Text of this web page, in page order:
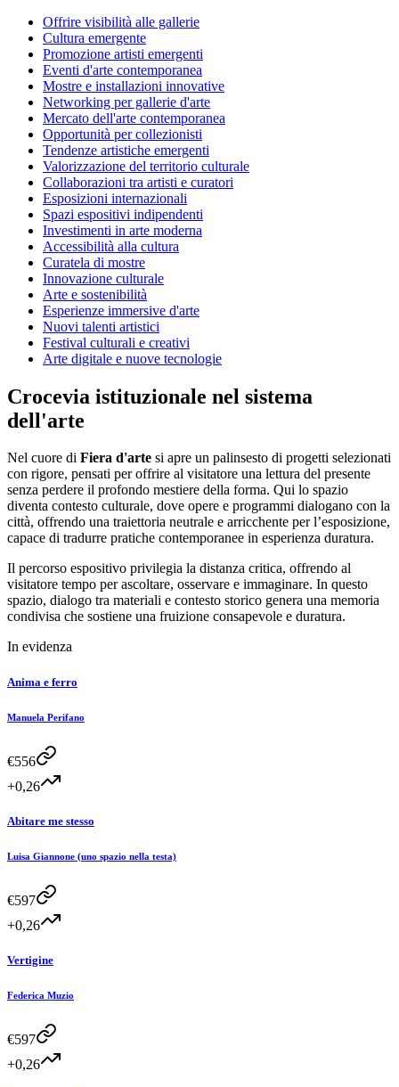
Offrire visibilità alle gallerie
Cultura emergente
Promozione artisti emergenti
Eventi d'arte contemporanea
Mostre e installazioni innovative
Networking per gallerie d'arte
Mercato dell'arte contemporanea
Opportunità per collezionisti
Tendenze artistiche emergenti
Valorizzazione del territorio culturale
Collaborazioni tra artisti e curatori
Esposizioni internazionali
Spazi espositivi indipendenti
Investimenti in arte moderna
Accessibilità alla cultura
Curatela di mostre
Innovazione culturale
Arte e sostenibilità
Esperienze immersive d'arte
Nuovi talenti artistici
Festival culturali e creativi
Arte digitale e nuove tecnologie
Crocevia istituzionale nel sistema
dell'arte
Nel cuore di Fiera d'arte si apre un palinsesto di progetti selezionati
con rigore, pensati per offrire al visitatore una lettura del presente
senza perdere il profondo mestiere della forma. Qui lo spazio
diventa contesto culturale, dove opere e programmi dialogano con la
città, offrendo una traiettoria neutrale e arricchente per l’esposizione,
capace di tradurre pratiche contemporanee in esperienza duratura.
Il percorso espositivo privilegia la distanza critica, offrendo al
visitatore tempo per ascoltare, osservare e immaginare. In questo
spazio, dialogo tra materiali e contesto storico genera una memoria
condivisa che sostiene una fruizione consapevole e duratura.
In evidenza
Anima e ferro
Manuela Perifano
€556
+0,26
Abitare me stesso
Luisa Giannone (uno spazio nella testa)
€597
+0,26
Vertigine
Federica Muzio
€597
+0,26